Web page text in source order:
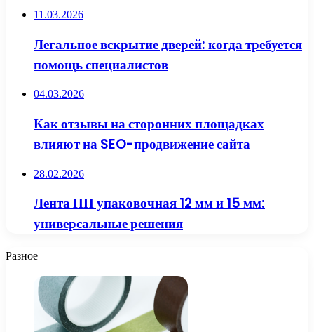
11.03.2026
Легальное вскрытие дверей: когда требуется
помощь специалистов
04.03.2026
Как отзывы на сторонних площадках
влияют на SEO-продвижение сайта
28.02.2026
Лента ПП упаковочная 12 мм и 15 мм:
универсальные решения
Разное